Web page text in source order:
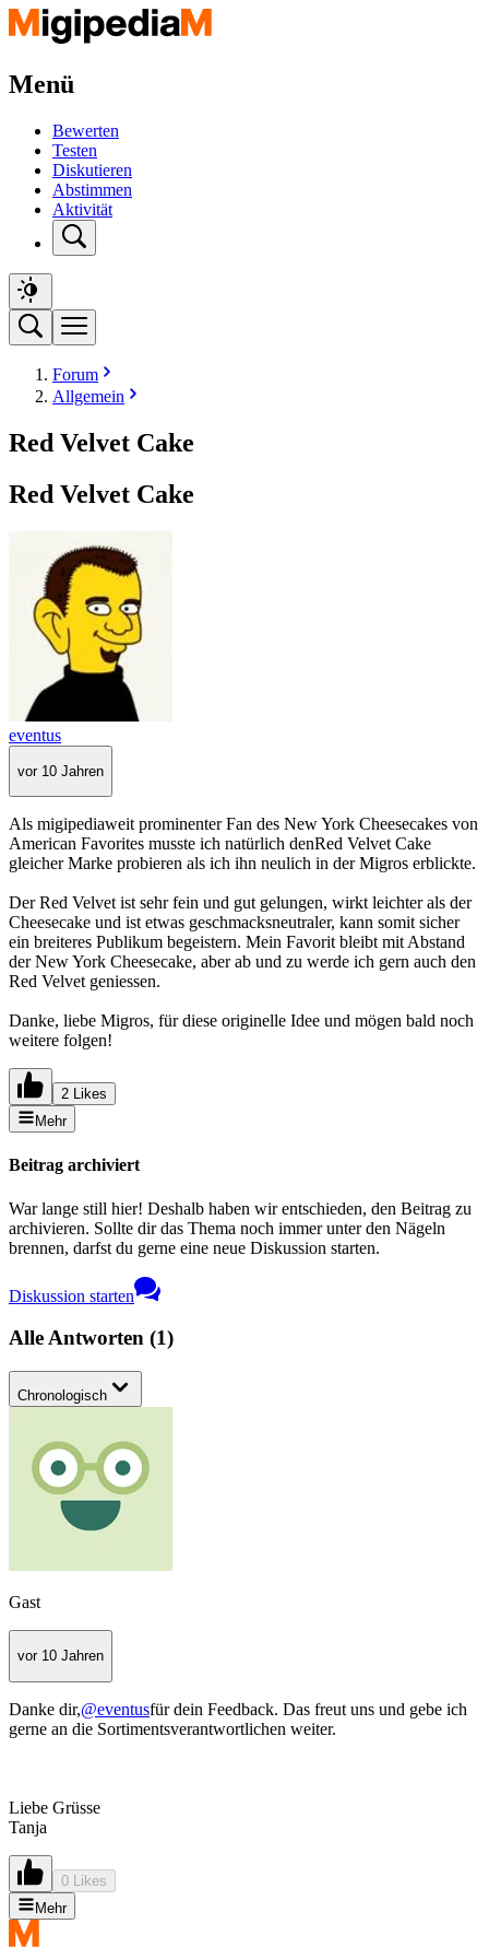
Menü
Bewerten
Testen
Diskutieren
Abstimmen
Aktivität
Forum
Allgemein
Red Velvet Cake
Red Velvet Cake
eventus
vor 10 Jahren
Als migipediaweit prominenter Fan des New York Cheesecakes von
American Favorites musste ich natürlich denRed Velvet Cake
gleicher Marke probieren als ich ihn neulich in der Migros erblickte.
Der Red Velvet ist sehr fein und gut gelungen, wirkt leichter als der
Cheesecake und ist etwas geschmacksneutraler, kann somit sicher
ein breiteres Publikum begeistern. Mein Favorit bleibt mit Abstand
der New York Cheesecake, aber ab und zu werde ich gern auch den
Red Velvet geniessen.
Danke, liebe Migros, für diese originelle Idee und mögen bald noch
weitere folgen!
2 Likes
Mehr
Beitrag archiviert
War lange still hier! Deshalb haben wir entschieden, den Beitrag zu
archivieren. Sollte dir das Thema noch immer unter den Nägeln
brennen, darfst du gerne eine neue Diskussion starten.
Diskussion starten
Alle Antworten (1)
Chronologisch
Gast
vor 10 Jahren
Danke dir,@eventusfür dein Feedback. Das freut uns und gebe ich
gerne an die Sortimentsverantwortlichen weiter.
Liebe Grüsse
Tanja
0 Likes
Mehr